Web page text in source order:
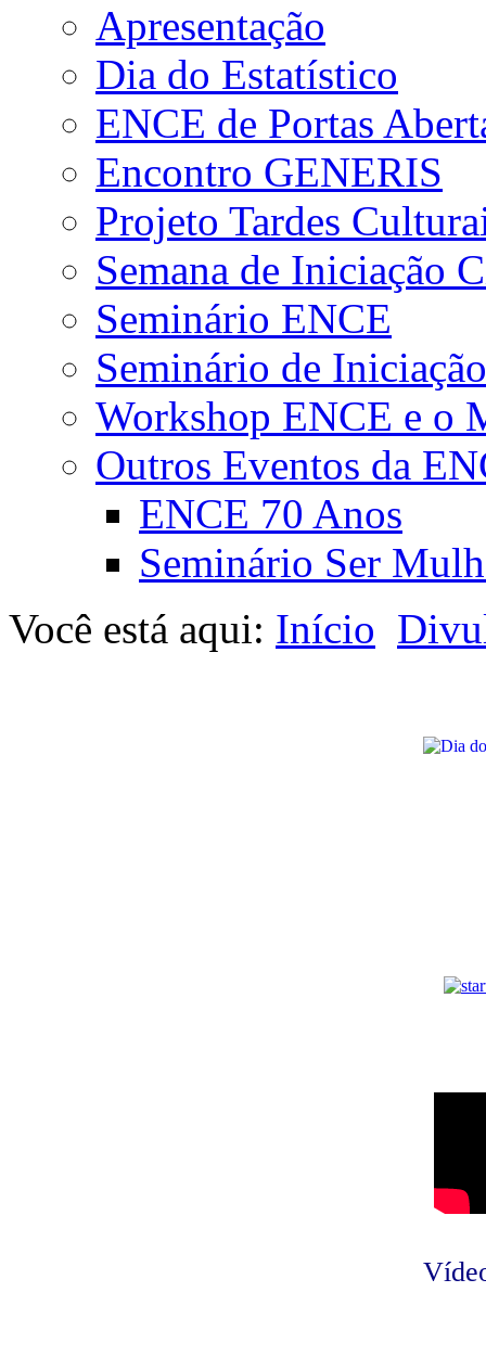
Apresentação
Dia do Estatístico
ENCE de Portas
Encontro GENERIS
Projeto Tardes
Semana de Iniciação
Seminário ENCE
Seminário de
Workshop ENCE e o
Outros Eventos da
ENCE 70 Anos
Seminário Ser
Você está aqui: Início